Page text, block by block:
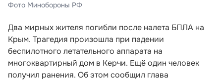
Фото Минобороны РФ
Два мирных жителя погибли после налета БПЛА на
Крым. Трагедия произошла при падении
беспилотного летательного аппарата на
многоквартирный дом в Керчи. Ещё один человек
получил ранения. Об этом сообщил глава